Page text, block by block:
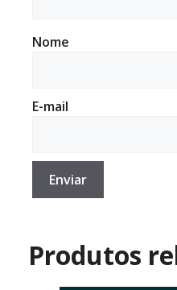
Nome
E-mail
Produtos